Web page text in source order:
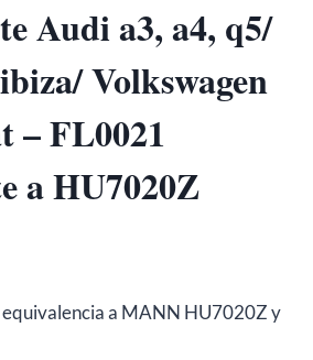
Audi a3, a4, q5/
Volkswagen
– FL0021
a HU7020Z
a MANN HU7020Z y